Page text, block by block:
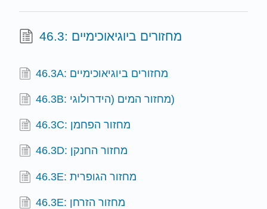
46.3: מחזורים ביוגיאוכימיים
46.3A: מחזורים ביוגיאוכימיים
46.3B: מחזור המים (הידרולוגי)
46.3C: מחזור הפחמן
46.3D: מחזור החנקן
46.3E: מחזור הגופרית
46.3E: מחזור הזרחן